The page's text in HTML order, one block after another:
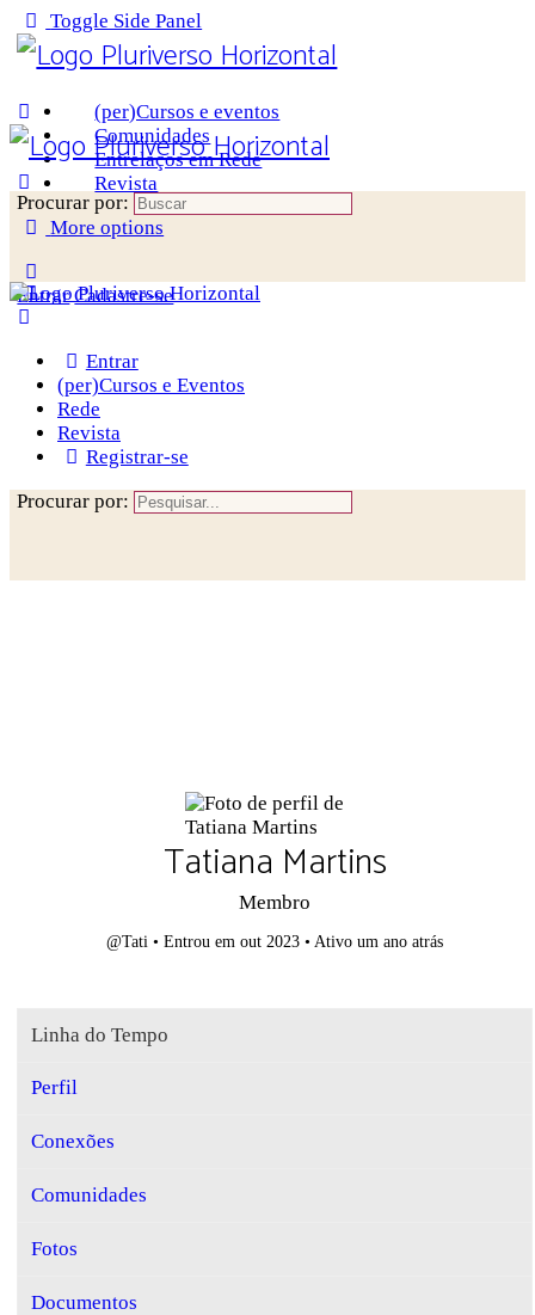
Toggle Side Panel
(per)Cursos e eventos
Comunidades
Entrelaços em Rede
Revista
More options
Entrar Cadastre-se
Procurar por:
Entrar
(per)Cursos e Eventos
Rede
Revista
Registrar-se
Procurar por:
Tatiana Martins
Membro
@Tati • Entrou em out 2023• Ativo um ano atrás
Linha do Tempo
Perfil
Conexões
Comunidades
Fotos
Documentos